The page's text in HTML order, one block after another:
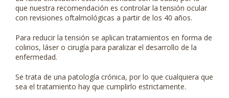
que nuestra recomendación es controlar la tensión ocular
con revisiones oftalmológicas a partir de los 40 años.
Para reducir la tensión se aplican tratamientos en forma de
colirios, láser o cirugía para paralizar el desarrollo de la
enfermedad.
Se trata de una patología crónica, por lo que cualquiera que
sea el tratamiento hay que cumplirlo estrictamente.